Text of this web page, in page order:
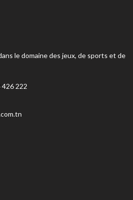
le domaine des jeux, de sports et de
426 222